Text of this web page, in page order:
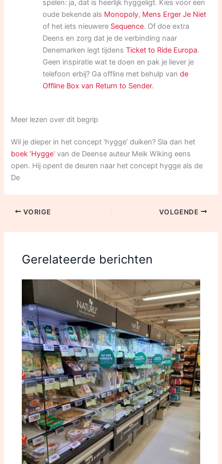
spelen: ja, dat is heerlijk hyggeligt. Kies voor een
oude bekende als Monopoly, Mens Erger Je Niet
of het iets nieuwere Sequence. Of doe extra
Deens en zorg dat je de verbinding naar
Denemarken legt tijdensTicket to Ride Europa.
Geen inspiratie wat te doen en pak je liever je
telefoon erbij? Ga offline met behulp vande
Offline Box van Return to Sender.
Meer lezen over dit begrip
Wil je dieper in het concept ‘hygge’ duiken? Sla dan het
boek ‘Hygge‘ van de Deense auteur Meik Wiking eens
open. Hij opent de deuren naar het concept hygge als de
De
VORIGE VOLGENDE
Gerelateerde berichten